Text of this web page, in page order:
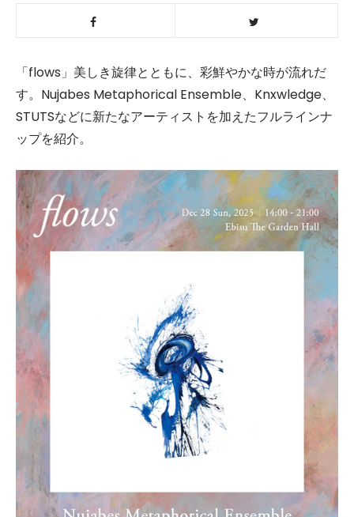
「flows」美しき旋律とともに、彩鮮やかな時が流れだ
す。Nujabes Metaphorical Ensemble、Knxwledge、
STUTSなどに新たなアーティストを加えたフルラインナ
ップを紹介。